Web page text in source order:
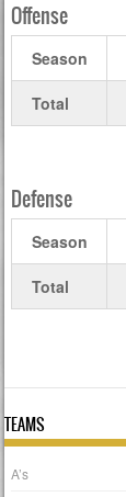
Offense
Season
Total
Defense
Season
Total
TEAMS
A’s